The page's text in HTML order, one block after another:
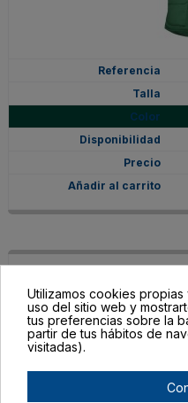
Utilizamos cookies
uso del sitio web y
tus preferencias sobre la
partir de tus hábitos de
visitadas).